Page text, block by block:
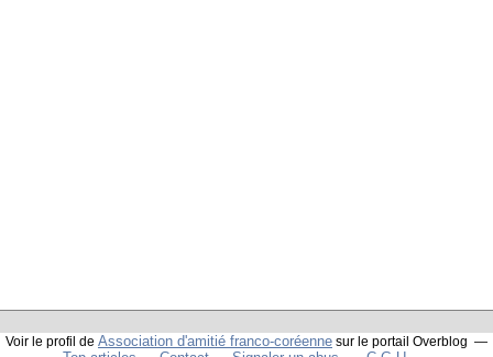
Voir le profil de Association d'amitié franco-coréenne sur le portail Overblog